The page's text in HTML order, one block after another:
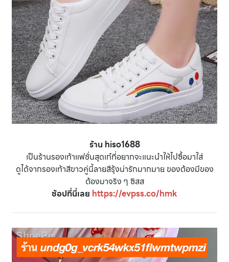
ร้าน hiso1688
เป็นร้านรองเท้าแฟชั่นสุดเก๋ที่อยากจะแนะนำให้ไปซื้อมาใส่
ดูได้จากรองเท้าสีขาวคู่นี้ลายสีรุ้งน่ารักมากมาย ของต้องมีของ
ต้องมาจริง ๆ ซิสส
ช้อปที่นี่เลย https://evpss.co/hmk